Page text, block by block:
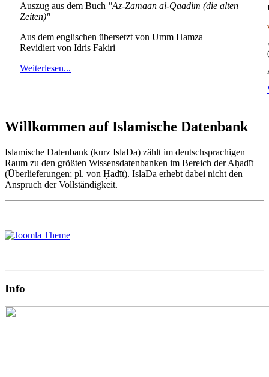
Auszug aus dem Buch "Az-Zamaan al-Qaadim (die alten
Zeiten)"
Aus dem englischen übersetzt von Umm Hamza
Revidiert von Idris Fakiri
Weiterlesen...
Willkommen auf Islamische Datenbank
Islamische Datenbank (kurz IslaDa) zählt im deutschsprachigen
Raum zu den größten Wissensdatenbanken im Bereich der Aḥadīṯ
(Überlieferungen; pl. von Ḥadīṯ). IslaDa erhebt dabei nicht den
Anspruch der Vollständigkeit.
Info